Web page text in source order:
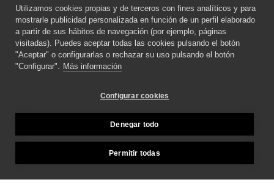
SOBRE NOSOTROS
CONTACTE CON NOSOTROS
SÍGUENOS PARA ESTAR AL DÍA DE LAS
MÉTODOS DE PAGO
Utilizamos cookies propias y de terceros con fines analíticos y para
mostrarle publicidad personalizada en función de un perfil elaborado
a partir de sus hábitos de navegación (por ejemplo, páginas
visitadas). Puedes aceptar todas las cookies pulsando el botón
"Aceptar" o configurarlas o rechazar su uso pulsando el botón
"Configurar". Más información
Configurar cookies
Denegar todo
Permitir todas